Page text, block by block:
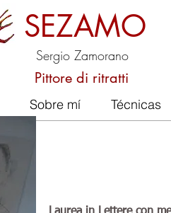
SEZAMO
Sergio Zamorano
Sobre mí Técnicas
Pittore di ritratti